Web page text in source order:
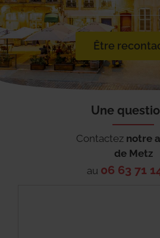
Être
Une
Contactez notre
de Metz
au 06 63 71